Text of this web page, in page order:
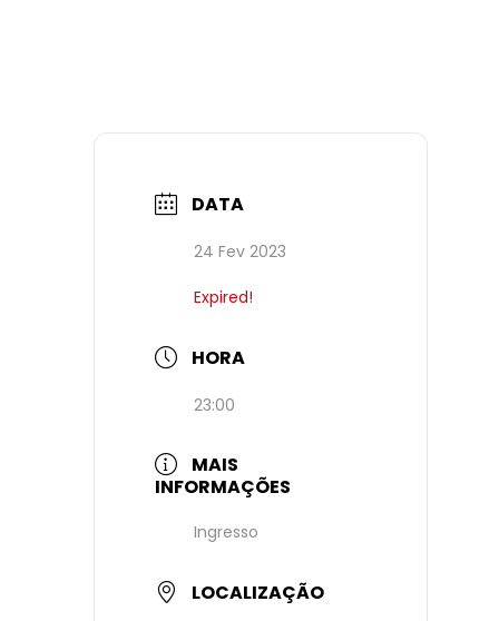
DATA
24 Fev 2023
Expired!
HORA
23:00
MAIS
INFORMAÇÕES
Ingresso
LOCALIZAÇÃO